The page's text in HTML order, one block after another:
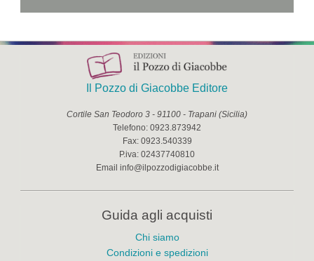
Il Pozzo di Giacobbe Editore
Cortile San Teodoro 3 - 91100 - Trapani (Sicilia)
Telefono: 0923.873942
Fax: 0923.540339
P.iva: 02437740810
Email info@ilpozzodigiacobbe.it
Guida agli acquisti
Chi siamo
Condizioni e spedizioni